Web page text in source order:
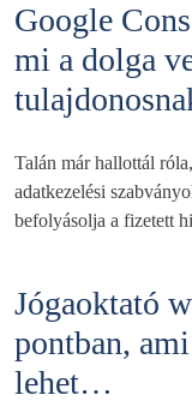
Google
mi a dolga
Talán már hallottál
adatkezelési
befolyásolja a fizetett
Jógaoktató
pontban,
lehet…